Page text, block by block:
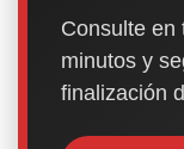
Consulte en
minutos y
finalización